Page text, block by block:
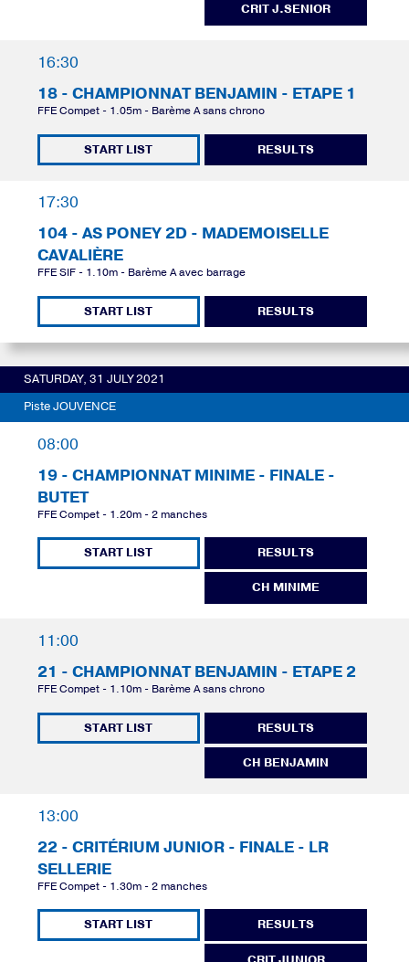
CRIT J.SENIOR
16:30
18 - CHAMPIONNAT BENJAMIN - ETAPE 1
FFE Compet - 1.05m - Barème A sans chrono
START LIST RESULTS
17:30
104 - AS PONEY 2D - MADEMOISELLE
CAVALIÈRE
FFE SIF - 1.10m - Barème A avec barrage
START LIST RESULTS
SATURDAY, 31 JULY 2021
Piste JOUVENCE
08:00
19 - CHAMPIONNAT MINIME - FINALE -
BUTET
FFE Compet - 1.20m - 2 manches
START LIST RESULTS
CH MINIME
11:00
21 - CHAMPIONNAT BENJAMIN - ETAPE 2
FFE Compet - 1.10m - Barème A sans chrono
START LIST RESULTS
CH BENJAMIN
13:00
22 - CRITÉRIUM JUNIOR - FINALE - LR
SELLERIE
FFE Compet - 1.30m - 2 manches
START LIST RESULTS